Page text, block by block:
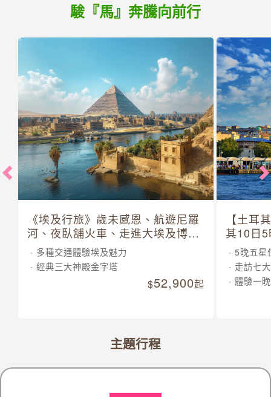
駿『馬』奔騰向前行
《埃及行旅》歲未感恩、航遊尼羅
河、夜臥舖火車、走進大埃及博物
館 10 日
多種交通體驗埃及魅力
經典三大神殿金字塔
52,900起
【土耳
其10日
5晚五星
走訪七
體驗一
主題行程